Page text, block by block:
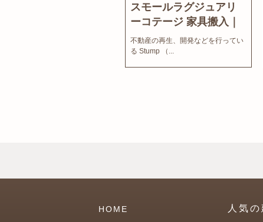
スモールラグジュアリ
ーコテージ 家具搬入｜
家結びNews
不動産の再生、開発などを行ってい
る Stump （...
HOME 人気